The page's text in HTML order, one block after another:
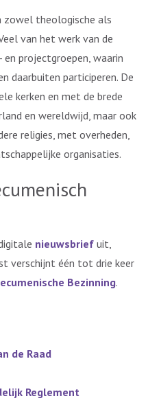
zowel theologische als
van het werk van de
projectgroepen, waarin
daarbuiten participeren. De
kerken en met de brede
en wereldwijd, maar ook
religies, met overheden,
organisaties.
nieuwsbrief uit,
verschijnt één tot drie keer
Bezinning.
de Raad
Reglement